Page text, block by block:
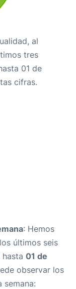
al
tres
01 de
cifras.
: Hemos
últimos seis
hasta 01 de
observar los
semana: